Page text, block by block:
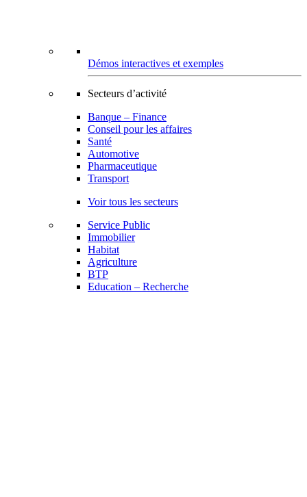
Démos interactives et exemples
Secteurs d’activité
Banque – Finance
Conseil pour les affaires
Santé
Automotive
Pharmaceutique
Transport
Voir tous les secteurs
Service Public
Immobilier
Habitat
Agriculture
BTP
Education – Recherche